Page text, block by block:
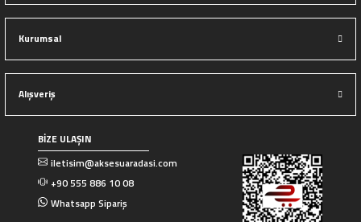
Kurumsal
Alışveriş
BİZE ULAŞIN
iletisim@aksesuaradasi.com
+90 555 886 10 08
Whatsapp Sipariş